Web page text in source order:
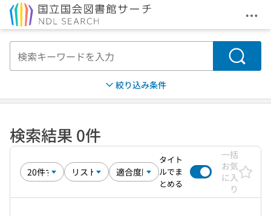
メ
検索
絞り込み条件
検索結果 0件
タイト
ルでま
とめる
一括
お気
に入
り